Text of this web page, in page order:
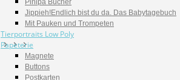
Pinipa Bücher
Jippieh!Endlich bist du da. Das Babytagebuch
Mit Pauken und Trompeten
Tierportraits Low Poly
Papeterie
Magnete
Buttons
Postkarten